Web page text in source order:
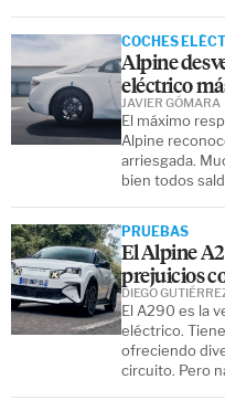
COCHES
Alpine
eléctrico
El máximo
Alpine
arriesgada.
bien todos
JAVIER GÓMARA
PRUEBAS
El Alpine
prejuicios
El A290 es la
eléctrico.
ofreciendo
circuito. Pero
DIEGO